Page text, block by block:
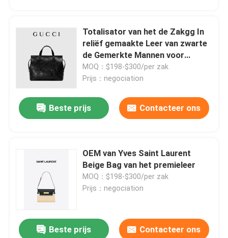
Totalisator van het de Zakgg In
reliëf gemaakte Leer van zwarte
de Gemerkte Mannen voor
Vrouwen
MOQ：$198-$300/per zak
Prijs：negociation
Beste prijs Contacteer ons
OEM van Yves Saint Laurent
Beige Bag van het premieleer
MOQ：$198-$300/per zak
Prijs：negociation
Beste prijs Contacteer ons